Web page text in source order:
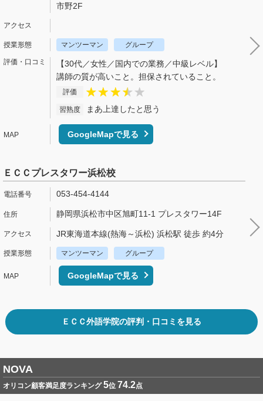
市野2F
マンツーマン グループ
【30代／女性／国内での業務／中級レベル】
講師の質が高いこと。担保されていること。
評価
習熟度 まあ上達したと思う
GoogleMapで見る
ＥＣＣプレスタワー浜松校
053-454-4144
静岡県浜松市中区旭町11-1 プレスタワー14F
JR東海道本線(熱海～浜松) 浜松駅 徒歩 約4分
マンツーマン グループ
GoogleMapで見る
ＥＣＣ外語学院の評判・口コミを見る
NOVA
オリコン顧客満足度ランキング5位 74.2点